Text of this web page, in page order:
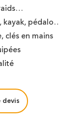
à surf
kayak,
clés en mains
devis